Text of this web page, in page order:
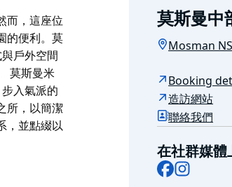
而，這座位
的便利。莫
戶外空間
莫斯曼米
入氣派的
所，以簡潔
，並點綴以
便利。莫
莫斯曼中
Mosman
Booking
造訪網站
聯絡我們
在社群媒體
Facebook